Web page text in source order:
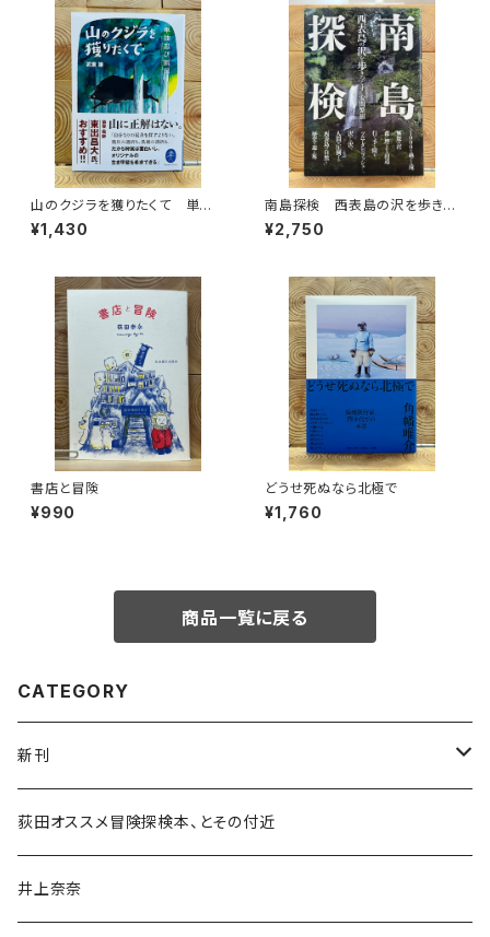
山のクジラを獲りたくて 単独
忍び猟記（文庫版）
¥1,430
南島探検 西表島の沢を歩きつ
くす
¥2,750
書店と冒険
¥990
どうせ死ぬなら北極で
¥1,760
商品一覧に戻る
CATEGORY
新刊
和書
文学・小説・物語
荻田オススメ冒険探検本、とその付近
井上奈奈